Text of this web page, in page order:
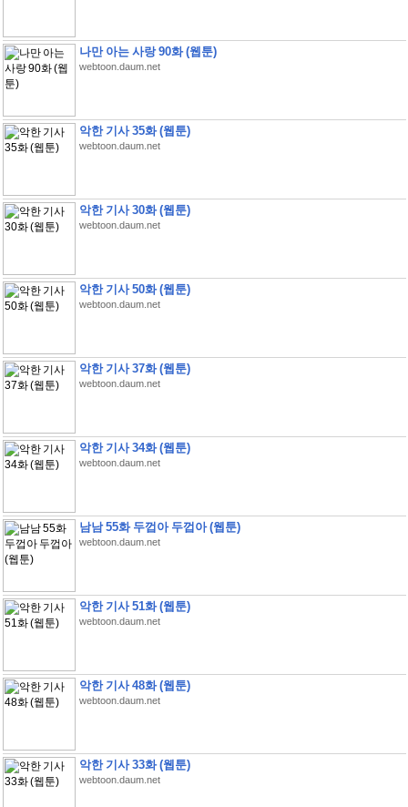
나만 아는 사랑 90화 (웹툰)
webtoon.daum.net
악한 기사 35화 (웹툰)
webtoon.daum.net
악한 기사 30화 (웹툰)
webtoon.daum.net
악한 기사 50화 (웹툰)
webtoon.daum.net
악한 기사 37화 (웹툰)
webtoon.daum.net
악한 기사 34화 (웹툰)
webtoon.daum.net
남남 55화 두껍아 두껍아 (웹툰)
webtoon.daum.net
악한 기사 51화 (웹툰)
webtoon.daum.net
악한 기사 48화 (웹툰)
webtoon.daum.net
악한 기사 33화 (웹툰)
webtoon.daum.net